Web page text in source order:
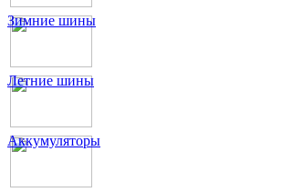
Зимние шины
Летние шины
Аккумуляторы